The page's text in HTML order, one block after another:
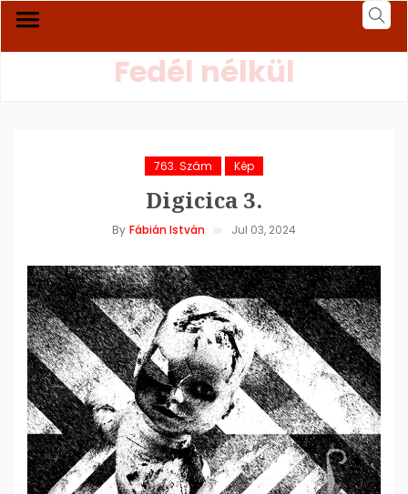
Fedél nélkül
763. Szám Kép
Digicica 3.
By Fábián István Jul 03, 2024